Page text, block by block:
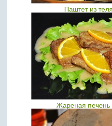
Паштет из
Жареная печень